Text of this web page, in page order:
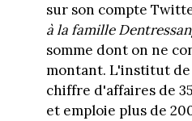
sur son compte
à la famille
somme dont on ne
montant. L'institut de
chiffre d'affaires de
et emploie plus de